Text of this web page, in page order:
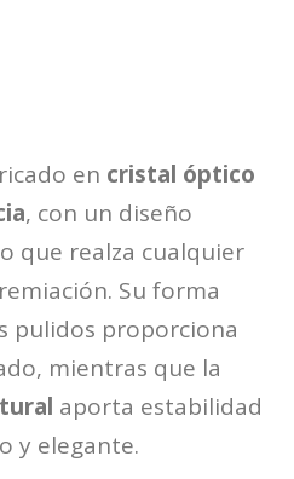
en cristal óptico
, con un diseño
que realza cualquier
Su forma
pulidos proporciona
mientras que la
aporta estabilidad
y elegante.